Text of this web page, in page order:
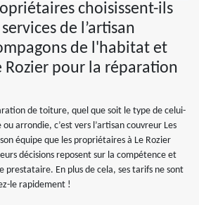
choisissent-ils
de l’artisan
de l'habitat et
Rozier pour la réparation
de toiture, quel que soit le type de celui-
arrondie, c’est vers l’artisan couvreur Les
équipe que les propriétaires à Le Rozier
décisions reposent sur la compétence et
prestataire. En plus de cela, ses tarifs ne sont
le rapidement !